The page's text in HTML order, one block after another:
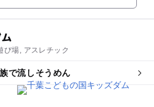
び場, アスレチック
で流しそうめん